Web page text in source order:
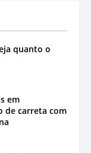
quanto o
em
de carreta com